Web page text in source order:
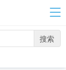
搜索